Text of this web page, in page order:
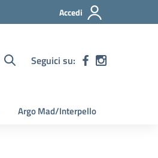
Accedi
Seguici su:
Argo Mad/Interpello